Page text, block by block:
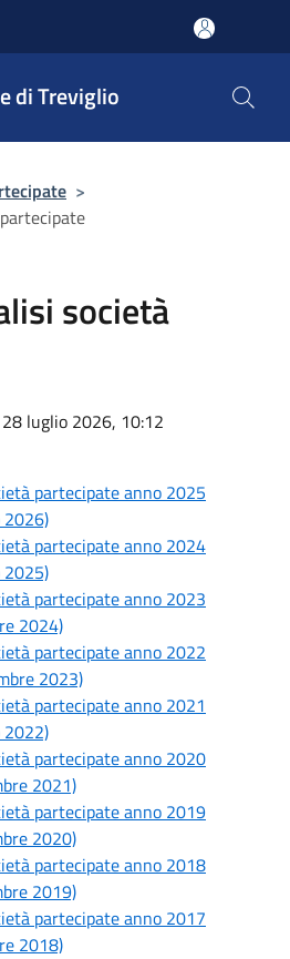
di Treviglio
>
società
28 luglio 2026, 10:12
partecipate anno 2025
partecipate anno 2024
partecipate anno 2023
2024)
partecipate anno 2022
2023)
partecipate anno 2021
partecipate anno 2020
2021)
partecipate anno 2019
2020)
partecipate anno 2018
2019)
partecipate anno 2017
2018)